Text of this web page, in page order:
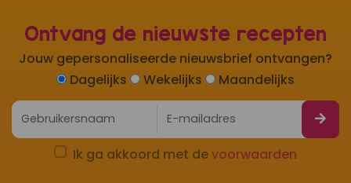
Ontvang de nieuwste recepten
Jouw gepersonaliseerde nieuwsbrief ontvangen?
Dagelijks
Wekelijks Maandelijks
Ik ga akkoord met devoorwaarden